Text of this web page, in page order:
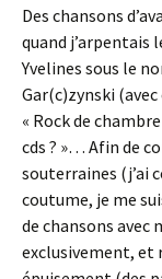
Des chansons
quand j’arpentais
Yvelines sous le
Gar(c)zynski
« Rock de
cds ? »… Afin de
souterraines (j’ai
coutume, je me
de chansons avec
exclusivement, et